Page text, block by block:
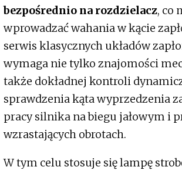
bezpośrednio na rozdzielacz, co
wprowadzać wahania w kącie
serwis klasycznych układów
wymaga nie tylko znajomości
także dokładnej kontroli
sprawdzenia kąta wyprzedzenia
pracy silnika na biegu jałowym i
wzrastających obrotach.
W tym celu stosuje się lampę